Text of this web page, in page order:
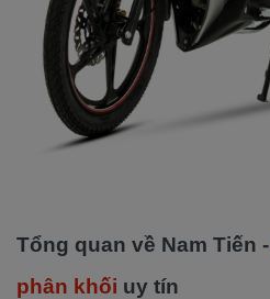
Tổng quan về Nam Tiến -
phân khối uy tín